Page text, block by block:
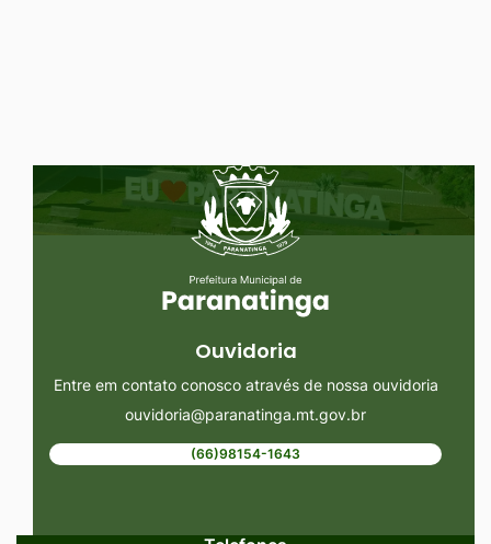
[alt+4]
Seção do Rodapé e Ouvidoria/
Ouvidoria
Entre em contato conosco através de nossa ouvidoria
ouvidoria@paranatinga.mt.gov.br
(66)98154-1643